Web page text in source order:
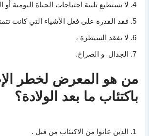
لا تستطيع تلبية احتياجات الحياة اليومية أو
فقد القدرة على فعل الأشياء التي كانت
لا تفقد السيطرة ،
الجدال و الصراخ.
من هو المعرض لخطر
باكتئاب ما بعد الولادة؟
الذين عانوا من الاكتئاب من قبل .